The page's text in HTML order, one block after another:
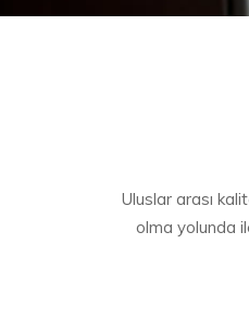
Uluslar arası
olma yolunda